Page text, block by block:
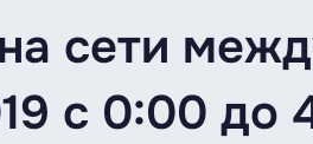
сети
с 0:00 до